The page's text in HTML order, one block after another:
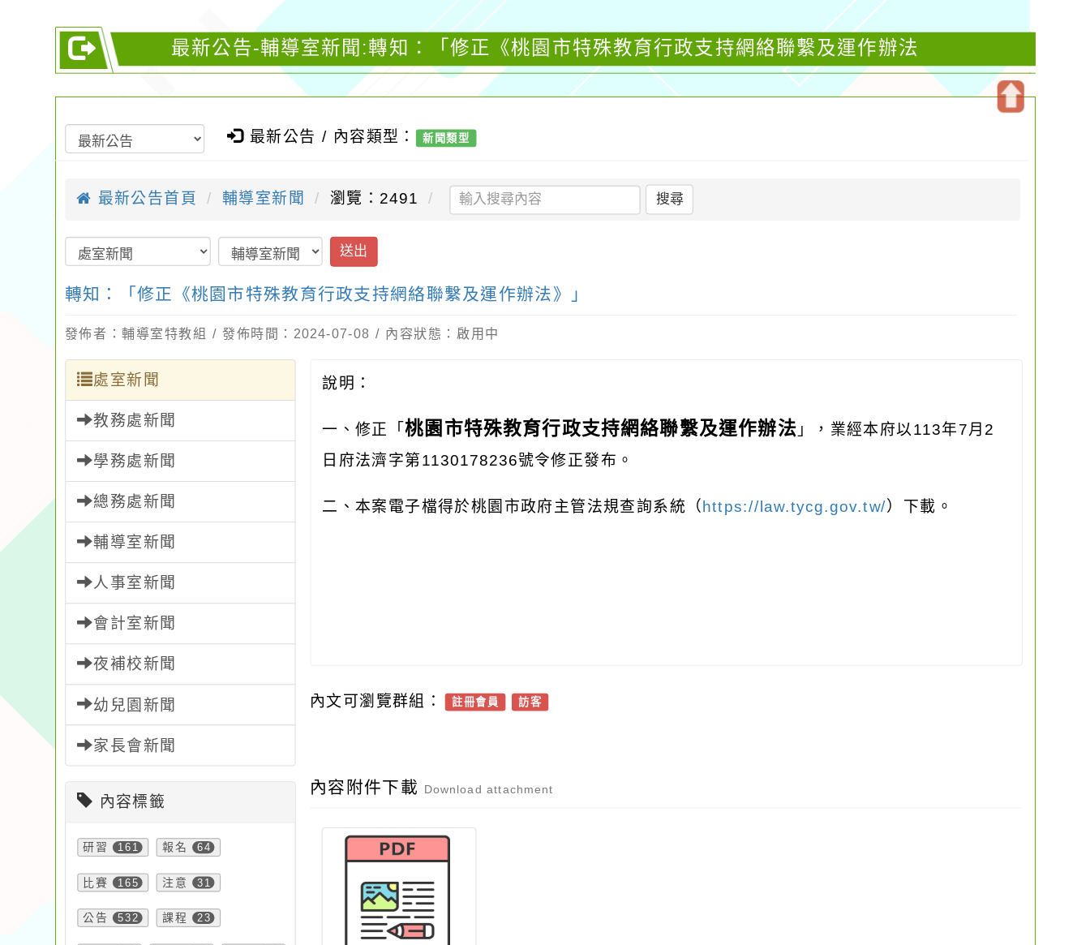
最新公告-輔導室新聞:轉知：「修正《桃園市特殊教育行政支持網絡聯繫及運作辦法
最新公告 / 內容類型： 新聞類型
最新公告首頁 輔導室新聞 瀏覽：2491 搜尋
送出
轉知：「修正《桃園市特殊教育行政支持網絡聯繫及運作辦法》」
發佈者：輔導室特教組 / 發佈時間：2024-07-08 / 內容狀態：啟用中
處室新聞
教務處新聞
學務處新聞
總務處新聞
輔導室新聞
人事室新聞
會計室新聞
夜補校新聞
幼兒園新聞
家長會新聞
內容標籤
研習 161 報名 64
比賽 165 注意 31
公告 532 課程 23
說明：
一、修正「桃園市特殊教育行政支持網絡聯繫及運作辦法 」，業經本府以113年7月2
日府法濟字第1130178236號令修正發布。
二、本案電子檔得於桃園市政府主管法規查詢系統（ https://law.tycg.gov.tw/）下載。
內文可瀏覽群組： 註冊會員 訪客
內容附件下載 Download attachment